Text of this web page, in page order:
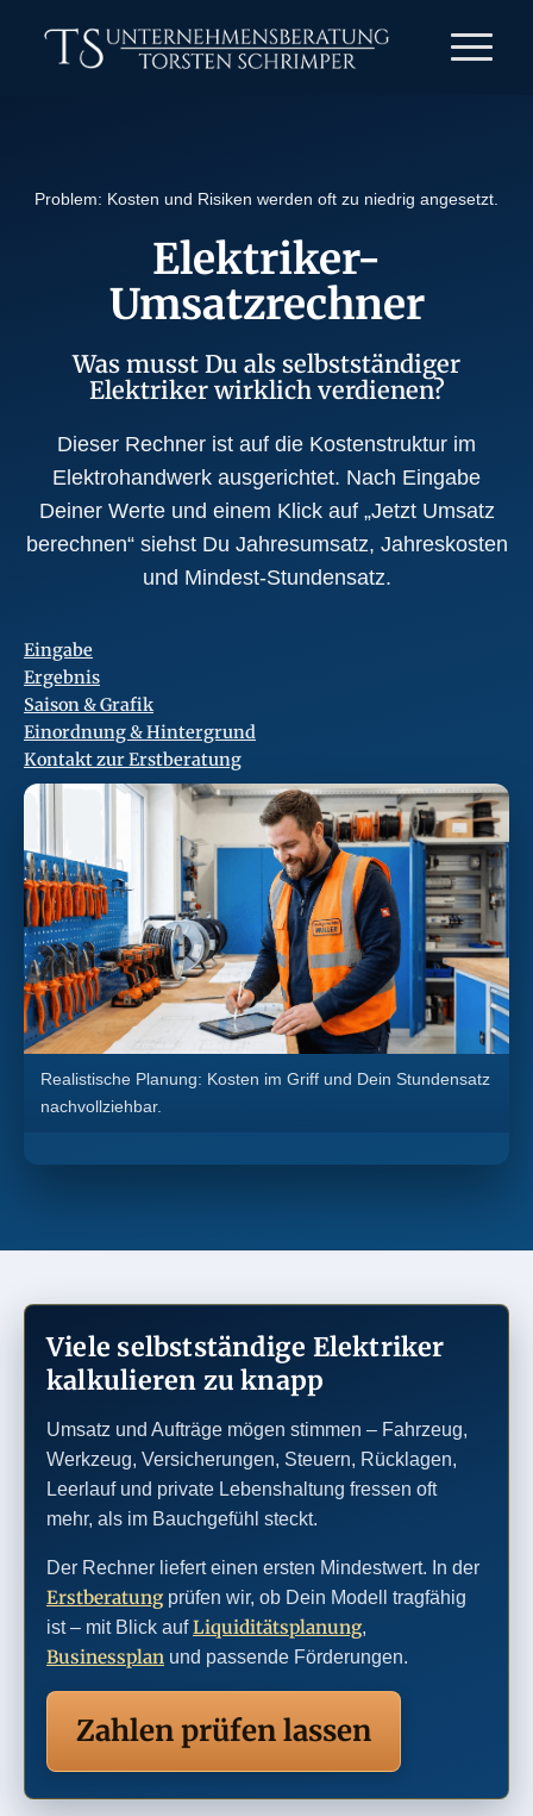
Problem: Kosten und Risiken werden oft zu niedrig angesetzt.
Elektriker-
Umsatzrechner
Was musst Du als selbstständiger
Elektriker wirklich verdienen?
Dieser Rechner ist auf die Kostenstruktur im
Elektrohandwerk ausgerichtet. Nach Eingabe
Deiner Werte und einem Klick auf „Jetzt Umsatz
berechnen“ siehst Du Jahresumsatz, Jahreskosten
und Mindest-Stundensatz.
Eingabe
Ergebnis
Saison & Grafik
Einordnung & Hintergrund
Kontakt zur Erstberatung
Realistische Planung: Kosten im Griff und Dein Stundensatz
nachvollziehbar.
Viele selbstständige Elektriker
kalkulieren zu knapp
Umsatz und Aufträge mögen stimmen – Fahrzeug,
Werkzeug, Versicherungen, Steuern, Rücklagen,
Leerlauf und private Lebenshaltung fressen oft
mehr, als im Bauchgefühl steckt.
Der Rechner liefert einen ersten Mindestwert. In der
Erstberatung prüfen wir, ob Dein Modell tragfähig
ist – mit Blick aufLiquiditätsplanung,
Businessplan und passende Förderungen.
Zahlen prüfen lassen